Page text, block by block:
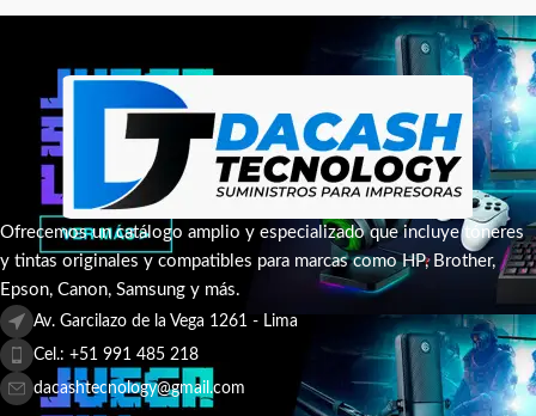
Ofrecemos un catálogo amplio y especializado que incluye tóneres
y tintas originales y compatibles para marcas como HP, Brother,
Epson, Canon, Samsung y más.
Av. Garcilazo de la Vega 1261 - Lima
Cel.: +51 991 485 218
dacashtecnology@gmail.com